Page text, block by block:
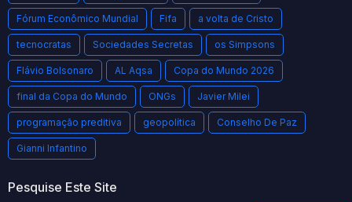
Fórum Econômico Mundial Fifa a volta de Cristo
tecnocratas Sociedades Secretas os Simpsons
Flávio Bolsonaro AL Aqsa Copa do Mundo 2026
final da Copa do Mundo ONGs Javier Milei
programação preditiva geopolítica Conselho De Paz
Gianni Infantino
Pesquise Este Site